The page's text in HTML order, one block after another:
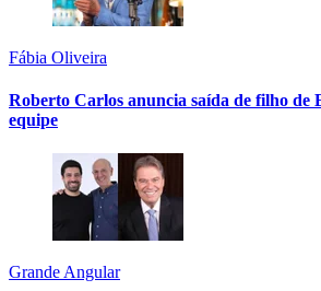
Fábia Oliveira
Roberto Carlos anuncia saída de filho de
equipe
Grande Angular